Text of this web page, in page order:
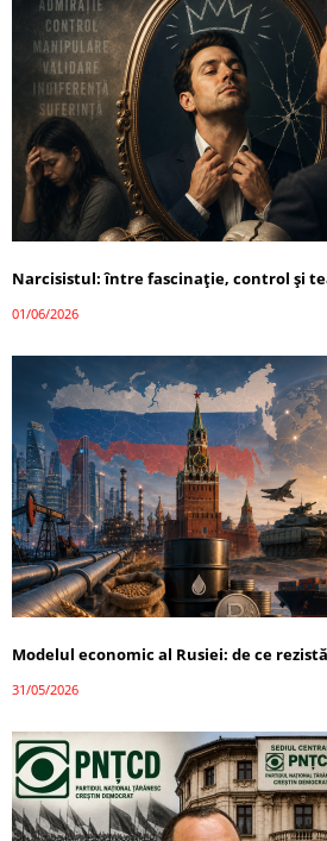
Narcisistul: între fascinație, control și
01/06/2026
Modelul economic al Rusiei: de ce
31/05/2026